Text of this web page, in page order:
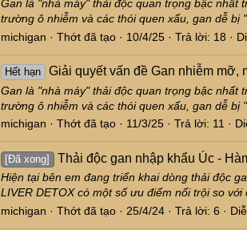
Gan là "nhà máy" thải độc quan trọng bậc nhất
trường ô nhiễm và các thói quen xấu, gan dễ bị
michigan
Thớt đã tạo 10/4/25 Trả lời: 18
Hết hạn Giải quyết vấn đề Gan nhiễm mỡ,
Gan là "nhà máy" thải độc quan trọng bậc nhất
trường ô nhiễm và các thói quen xấu, gan dễ bị
michigan
Thớt đã tạo 11/3/25 Trả lời: 11
[Đã xong] Thải độc gan nhập khẩu Úc -
Hiện tại bên em đang triển khai dòng thải độc
LIVER DETOX có một số ưu điểm nổi trội so
michigan
Thớt đã tạo 25/4/24 Trả lời: 6